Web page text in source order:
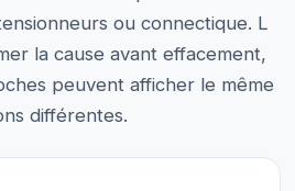
ou connectique. L
la cause avant effacement,
peuvent afficher le même
différentes.